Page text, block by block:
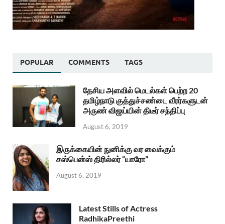
POPULAR COMMENTS TAGS
தேசிய அளவில் மெடல்கள் பெற்ற 20
தமிழ்நாடு குத்துச்சண்டை வீரர்களுடன்
அருண் விஜய்யின் திடீர் சந்திப்பு
August 6, 2019
இருக்கையின் நுனிக்கு வர வைக்கும்
சஸ்பென்ஸ் திரில்லர் “யாரோ”
August 6, 2019
Latest Stills of Actress
RadhikaPreethi